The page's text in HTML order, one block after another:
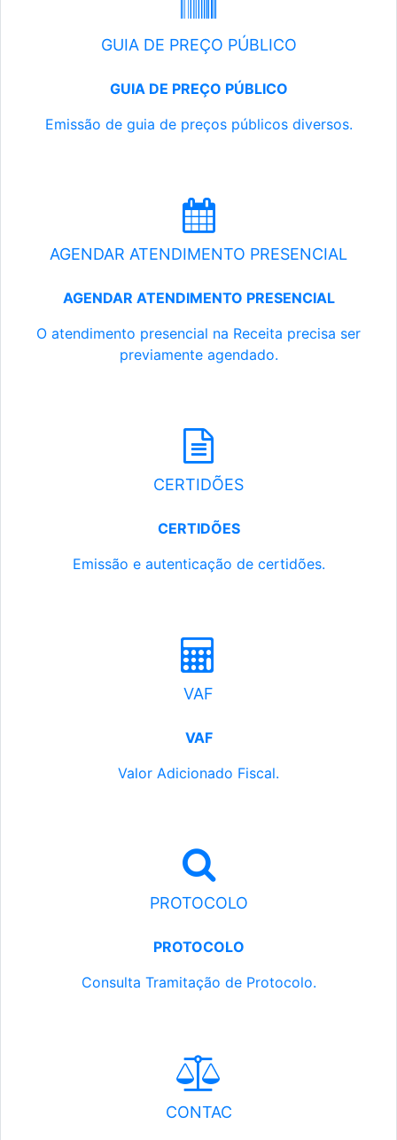
GUIA DE PREÇO PÚBLICO
GUIA DE PREÇO PÚBLICO
Emissão de guia de preços públicos diversos.
AGENDAR ATENDIMENTO PRESENCIAL
AGENDAR ATENDIMENTO PRESENCIAL
O atendimento presencial na Receita precisa ser
previamente agendado.
CERTIDÕES
CERTIDÕES
Emissão e autenticação de certidões.
VAF
VAF
Valor Adicionado Fiscal.
PROTOCOLO
PROTOCOLO
Consulta Tramitação de Protocolo.
CONTAC